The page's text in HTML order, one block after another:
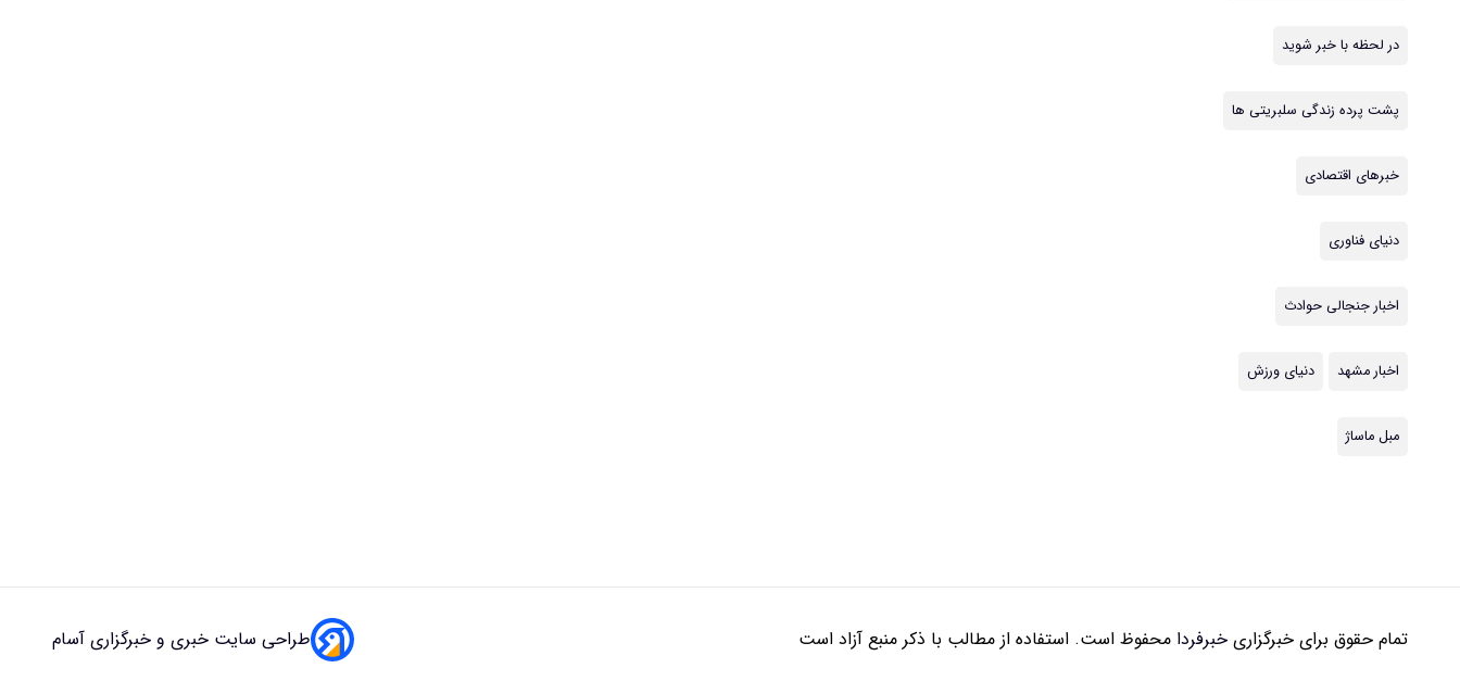
در لحظه با خبر شوید
پشت پرده زندگی سلبریتی ها
خبرهای اقتصادی
دنیای فناوری
اخبار جنجالی حوادث
اخبار مشهد دنیای ورزش
مبل ماساژ
تمام حقوق برای خبرگزاری خبرفردا محفوظ است. استفاده از مطالب با ذکر منبع آزاد است طراحی سایت خبری و خبرگزاری آسام